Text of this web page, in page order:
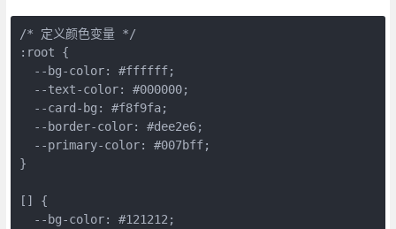
/* 定义颜色变量 */
:root {
  --bg-color: #ffffff;
  --text-color: #000000;
  --card-bg: #f8f9fa;
  --border-color: #dee2e6;
  --primary-color: #007bff;
}
[] {
  --bg-color: #121212;